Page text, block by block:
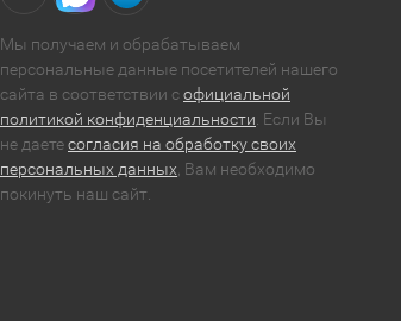
Мы получаем и обрабатываем
персональные данные посетителей нашего
сайта в соответствии софициальной
политикой конфиденциальности . Если Вы
не даетесогласия на обработку своих
персональных данных , Вам необходимо
покинуть наш сайт.